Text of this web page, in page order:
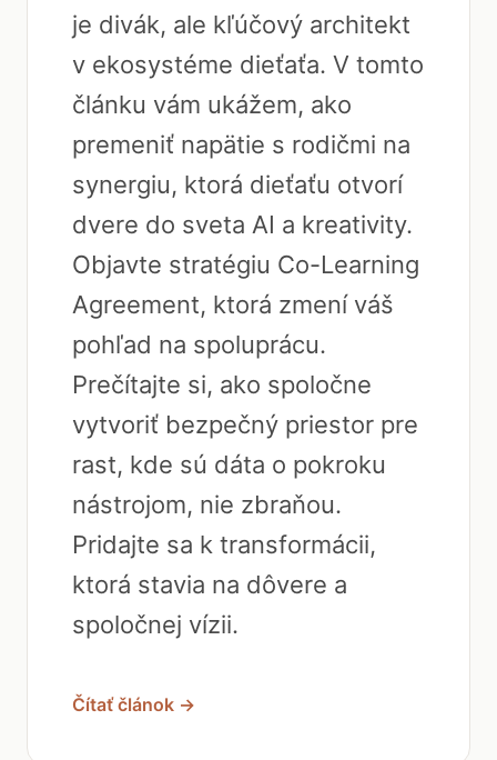
je divák, ale kľúčový architekt
v ekosystéme dieťaťa. V tomto
článku vám ukážem, ako
premeniť napätie s rodičmi na
synergiu, ktorá dieťaťu otvorí
dvere do sveta AI a kreativity.
Objavte stratégiu Co-Learning
Agreement, ktorá zmení váš
pohľad na spoluprácu.
Prečítajte si, ako spoločne
vytvoriť bezpečný priestor pre
rast, kde sú dáta o pokroku
nástrojom, nie zbraňou.
Pridajte sa k transformácii,
ktorá stavia na dôvere a
spoločnej vízii.
Čítať článok →